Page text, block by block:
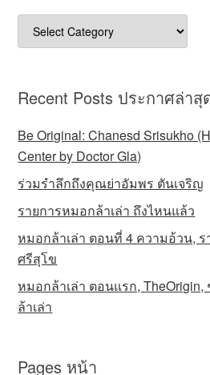
Categories
ประเภท
Recent Posts ประกาศล่าสุ
Be Original: Chanesd Srisukho
Center by Doctor Gla)
ร่วมรำลึกถึงคุณย่าอัมพร ตันเจริญ
รายการหมอกล้าเล่า ถึงไหนแล้ว
หมอกล้าเล่า ตอนที่ 4 ความอ้วน,
ศรีสุโข
หมอกล้าเล่า ตอนแรก,
ล้าเล่า
Pages หน้า